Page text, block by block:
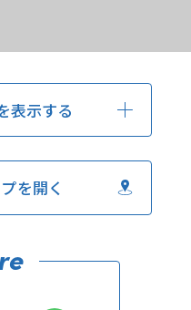
表示する
を開く